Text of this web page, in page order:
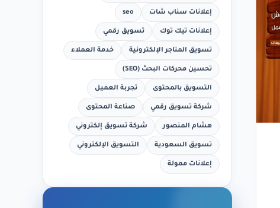
إعلانات سناب شات seo
إعلانات تيك توك تسويق رقمي
تسويق المتاجر الإلكترونية خدمة العملاء
تحسين محركات البحث (SEO)
التسويق بالمحتوى تجربة العميل
شركة تسويق رقمي صناعة المحتوى
هشام المنصور شركة تسويق إلكتروني
تسويق السعودية التسويق الإلكتروني
إعلانات ممولة